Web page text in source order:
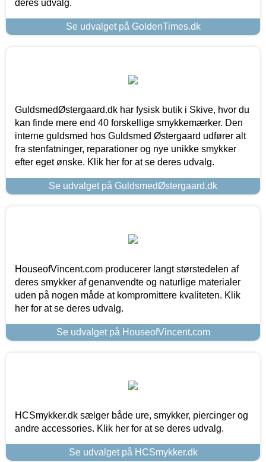
deres udvalg.
Se udvalget på GoldenTimes.dk
GuldsmedØstergaard.dk har fysisk butik i Skive, hvor du
kan finde mere end 40 forskellige smykkemærker. Den
interne guldsmed hos Guldsmed Østergaard udfører alt
fra stenfatninger, reparationer og nye unikke smykker
efter eget ønske. Klik her for at se deres udvalg.
Se udvalget på GuldsmedØstergaard.dk
HouseofVincent.com producerer langt størstedelen af
deres smykker af genanvendte og naturlige materialer
uden på nogen måde at kompromittere kvaliteten. Klik
her for at se deres udvalg.
Se udvalget på HouseofVincent.com
HCSmykker.dk sælger både ure, smykker, piercinger og
andre accessories. Klik her for at se deres udvalg.
Se udvalget på HCSmykker.dk